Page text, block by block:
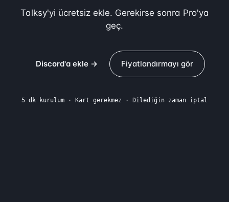
Talksy'yi ücretsiz ekle. Gerekirse sonra Pro'ya
geç.
Discord'a ekle → Fiyatlandırmayı gör
5 dk kurulum · Kart gerekmez · Dilediğin zaman iptal